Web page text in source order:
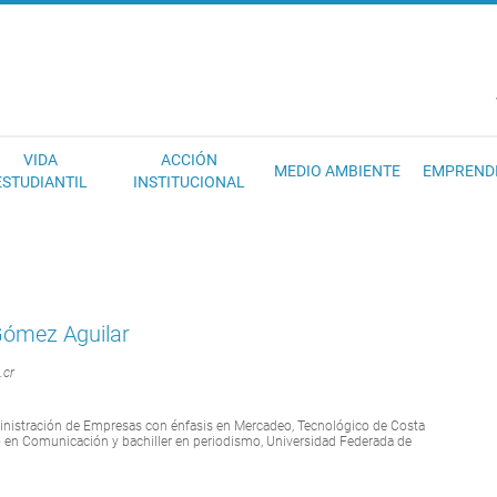
VIDA
ACCIÓN
INSTITUCIONAL
MEDIO AMBIENTE
Aguilar
de Empresas con énfasis en Mercadeo, Tecnológico de Costa
en Comunicación y bachiller en periodismo, Universidad Federada de